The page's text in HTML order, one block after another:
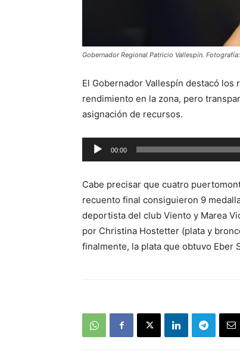
Gobernador Regional Patricio Vallespín.
El Gobernador Vallespín destacó
rendimiento en la zona, pero
asignación de recursos.
Reproductor
de
00:00
Cabe precisar que cuatro
recuento final consiguieron 9
deportista del club Viento y Marea
por Christina Hostetter (plata y
finalmente, la plata que obtuvo Eber